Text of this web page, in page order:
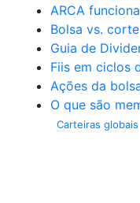
ARCA
Bolsa vs.
Guia de
Fiis em ciclos
Ações da
O que são
Carteiras globais